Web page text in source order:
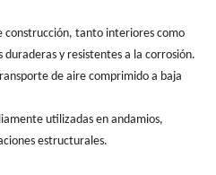
construcción, tanto interiores como
y resistentes a la corrosión.
de aire comprimido a baja
utilizadas en andamios,
estructurales.